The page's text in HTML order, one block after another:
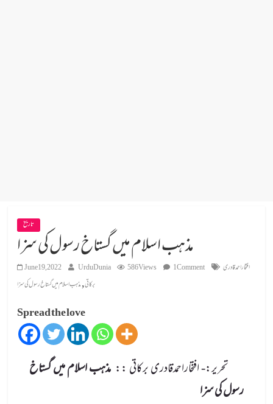
تاریخ
مذہب اسلام میں گستاخ رسول کی سزا
June 19, 2022 UrduDunia 586 Views 1 Comment
افتخاراحمدقادری
برکاتی,مذہب اسلام میں گستاخ رسول کی سزا
Spread the love
تحریر:- افتخاراحمدقادری برکاتی :: مذہب اسلام میں گستاخ
رسول کی سزا